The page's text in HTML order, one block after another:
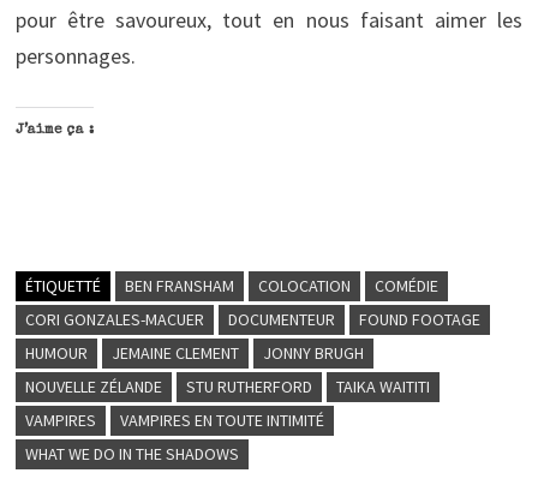
pour être savoureux, tout en nous faisant aimer les
personnages.
J’aime ça :
ÉTIQUETTÉ BEN FRANSHAM COLOCATION
COMÉDIE
CORI GONZALES-MACUER
DOCUMENTEUR
FOUND FOOTAGE
HUMOUR
JEMAINE CLEMENT
JONNY BRUGH
NOUVELLE ZÉLANDE
STU RUTHERFORD
TAIKA WAITITI
VAMPIRES
VAMPIRES EN TOUTE INTIMITÉ
WHAT WE DO IN THE SHADOWS